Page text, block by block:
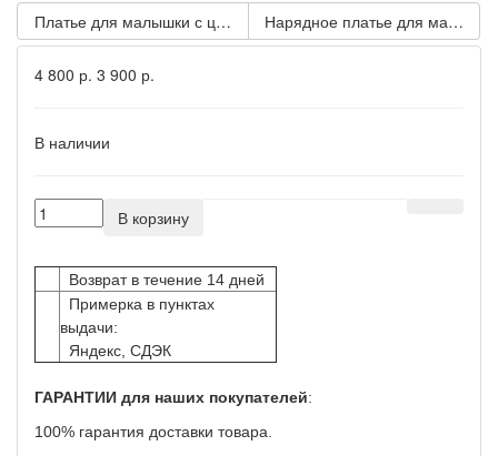
Платье для малышки с цветочной вышивкой NPL328-1
Нарядное платье для
4 800 р. 3 900 р.
В наличии
В корзину
Возврат в течение 14 дней
Примерка в пунктах
выдачи:
Яндекс, СДЭК
ГАРАНТИИ для наших покупателей:
100% гарантия доставки товара.